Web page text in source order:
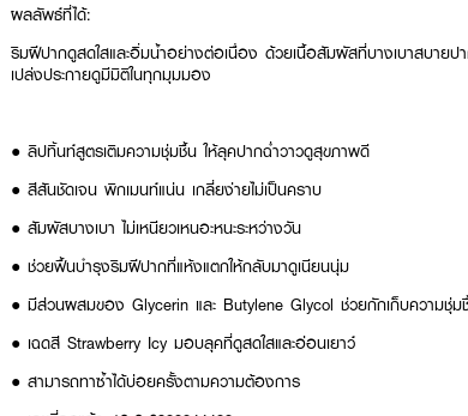
ผลลัพธ์ที่ได้:
ริมฝีปากดูสดใสและอิ่มน้ำอย่างต่อเนื่อง ด้วยเนื้อสัมผัสที่บางเบาสบาย
เปล่งประกายดูมีมิติในทุกมุมมอง
● ลิปทิ้นท์สูตรเติมความชุ่มชื้น ให้ลุคปากฉ่ำวาวดูสุขภาพดี
● สีสันชัดเจน พิกเมนท์แน่น เกลี่ยง่ายไม่เป็นคราบ
● สัมผัสบางเบา ไม่เหนียวเหนอะหนะระหว่างวัน
● ช่วยฟื้นบำรุงริมฝีปากที่แห้งแตกให้กลับมาดูเนียนนุ่ม
● มีส่วนผสมของ Glycerin และ Butylene Glycol ช่วยกักเก็บความชุ่ม
● เฉดสี Strawberry Icy มอบลุคที่ดูสดใสและอ่อนเยาว์
● สามารถทาซ้ำได้บ่อยครั้งตามความต้องการ